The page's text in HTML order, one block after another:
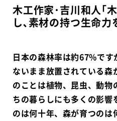
木工作家･吉川和人｢
し､素材の持つ生命力
日本の森林率は約67%で
ないまま放置されている森
のことは植物、昆虫、動物
ちの暮らしにも多くの影響
のは何十年、森が育つの